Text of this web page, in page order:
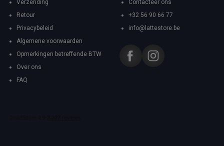
Verzending
Retour
Privacybeleid
Algemene voorwaarden
Opmerkingen betreffende BTW
Over ons
FAQ
Contacteer ons
+32 56 90 66 77
info@lattestore.be